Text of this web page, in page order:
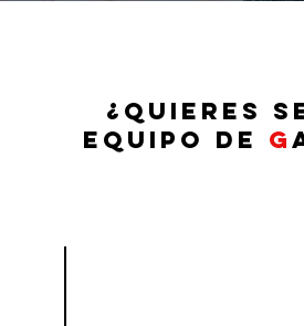
¿QUIERES
EQUIPO DE G